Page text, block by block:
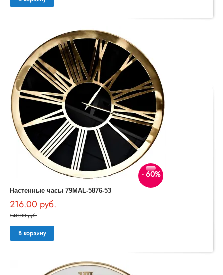
- 60%
Настенные часы 79MAL-5876-53
216.00 руб.
540.00 руб.
В корзину